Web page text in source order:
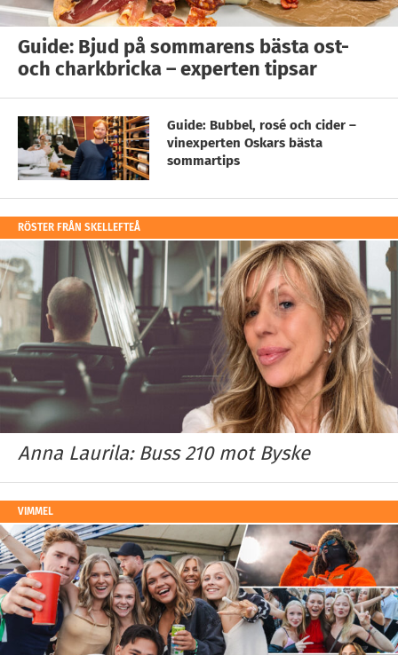
Guide: Bjud på sommarens bästa ost-
och charkbricka – experten tipsar
Guide: Bubbel, rosé och cider –
vinexperten Oskars bästa
sommartips
RÖSTER FRÅN SKELLEFTEÅ
Anna Laurila: Buss 210 mot Byske
VIMMEL